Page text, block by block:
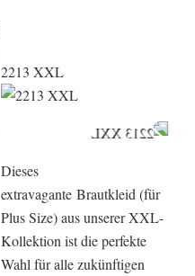
2213 XXL
Dieses
extravagante Brautkleid (für
Plus Size) aus unserer XXL-
Kollektion ist die perfekte
Wahl für alle zukünftigen